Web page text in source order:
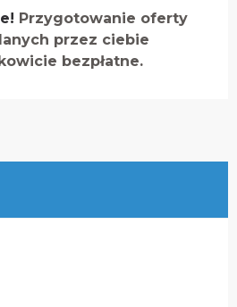
Przygotowanie oferty
przez ciebie
bezpłatne.